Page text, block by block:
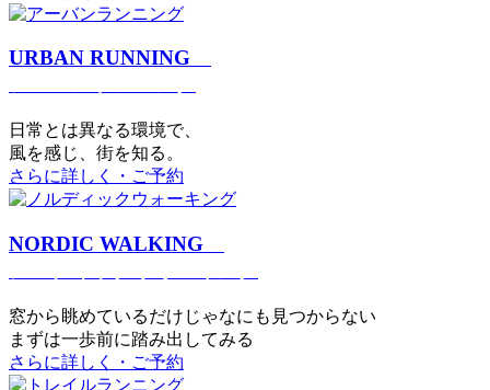
URBAN RUNNING
日常とは異なる環境で、
風を感じ、街を知る。
さらに詳しく・ご予約
NORDIC WALKING
窓から眺めているだけじゃなにも見つからない
まずは一歩前に踏み出してみる
さらに詳しく・ご予約